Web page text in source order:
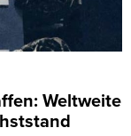
Weltweite